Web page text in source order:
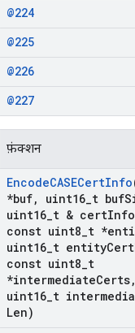
@224
@225
@226
@227
फ़ंक्शन
EncodeCASECertInfo
*buf, uint16 t buf
uint16 t & certInfo
const uint8 t
uint16 t entityCert
const uint8 t
*intermediateCerts,
uint16 t
Len)